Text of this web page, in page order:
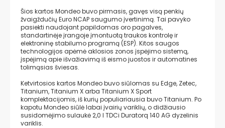
Šios kartos Mondeo buvo pirmasis, gavęs visą penkių
žvaigždučių Euro NCAP saugumo įvertinimą. Tai pavyko
pasiekti naudojant papildomas oro pagalves,
standartinėje įrangoje įmontuotą traukos kontrolę ir
elektroninę stabilumo programą (ESP). Kitos saugos
technologijos apėmė aklosios zonos įspėjimo sistemą,
įspėjimą apie išvažiavimą iš eismo juostos ir automatines
tolimąsias šviesas.
Ketvirtosios kartos Mondeo buvo siūlomas su Edge, Zetec,
Titanium, Titanium X arba Titanium X Sport
komplektacijomis, iš kurių populiariausia buvo Titanium. Po
kapotu Mondeo siūlė labai įvairių variklių, o didžiausio
susidomėjimo sulaukė 2,0 l TDCi Duratorq 140 AG dyzelinis
variklis.